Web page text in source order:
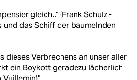
gleich.." (Frank Schulz -
und das Schiff der baumelnden
dieses Verbrechens an unser aller
ein Boykott geradezu lächerlich